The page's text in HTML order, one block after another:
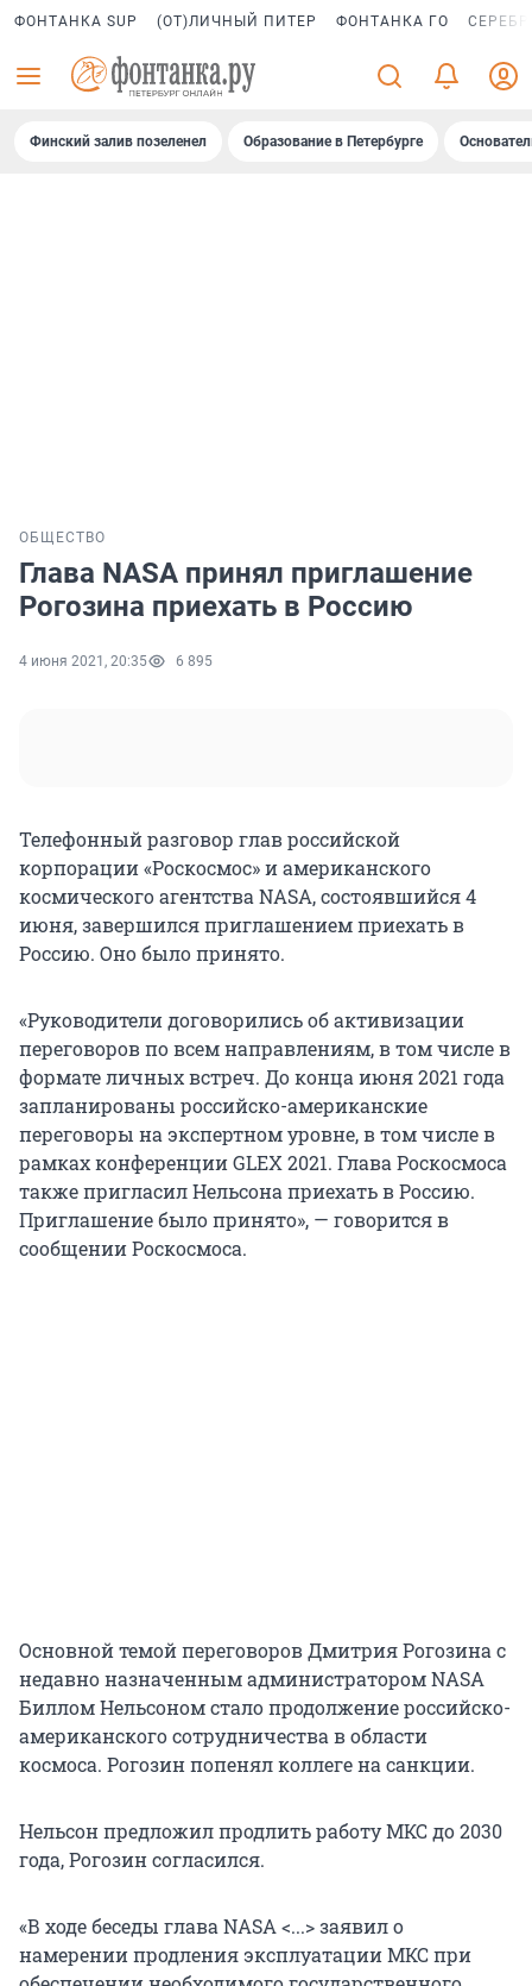
ФОНТАНКА SUP (ОТ)ЛИЧНЫЙ ПИТЕР ФОНТАНКА ГО
Финский залив позеленел Образование в Петербурге
ОБЩЕСТВО
Глава NASA принял приглашение
Рогозина приехать в Россию
4 июня 2021, 20:35 6 895
Телефонный разговор глав российской
корпорации «Роскосмос» и американского
космического агентства NASA, состоявшийся 4
июня, завершился приглашением приехать в
Россию. Оно было принято.
«Руководители договорились об активизации
переговоров по всем направлениям, в том числе в
формате личных встреч. До конца июня 2021 года
запланированы российско-американские
переговоры на экспертном уровне, в том числе в
рамках конференции GLEX 2021. Глава Роскосмоса
также пригласил Нельсона приехать в Россию.
Приглашение было принято», — говорится в
сообщении Роскосмоса.
Основной темой переговоров Дмитрия Рогозина с
недавно назначенным администратором NASA
Биллом Нельсоном стало продолжение российско-
американского сотрудничества в области
космоса. Рогозин попенял коллеге на санкции.
Нельсон предложил продлить работу МКС до 2030
года, Рогозин согласился.
«В ходе беседы глава NASA <...> заявил о
намерении продления эксплуатации МКС при